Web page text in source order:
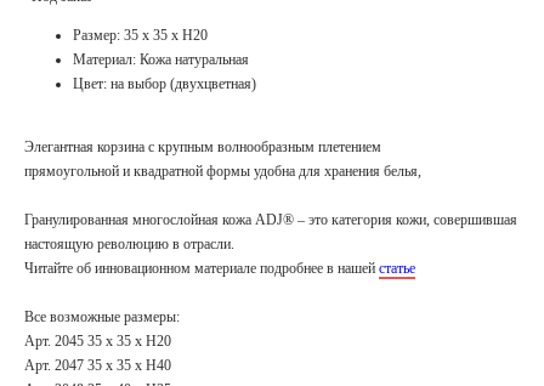
Размер: 35 x 35 x H20
Материал: Кожа натуральная
Цвет: на выбор (двухцветная)
Элегантная корзина с крупным волнообразным плетением
прямоугольной и квадратной формы удобна для хранения белья,
Гранулированная многослойная кожа ADJ® – это категория кожи, совершившая
настоящую революцию в отрасли.
Читайте об инновационном материале подробнее в нашей статье
Все возможные размеры:
Арт. 2045 35 x 35 x H20
Арт. 2047 35 x 35 x H40